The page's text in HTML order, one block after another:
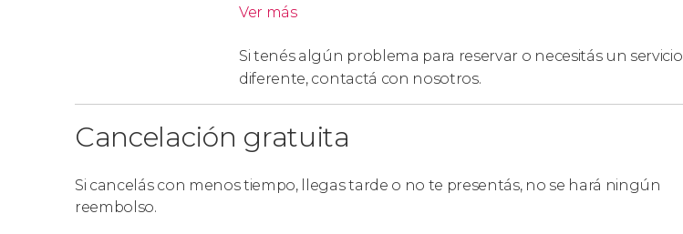
Ver más
Si tenés algún problema para reservar o necesitás un servicio
diferente, contactá con nosotros.
Cancelación gratuita
Si cancelás con menos tiempo, llegas tarde o no te presentás, no se hará ningún
reembolso.